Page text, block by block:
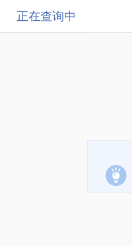
正在查询中